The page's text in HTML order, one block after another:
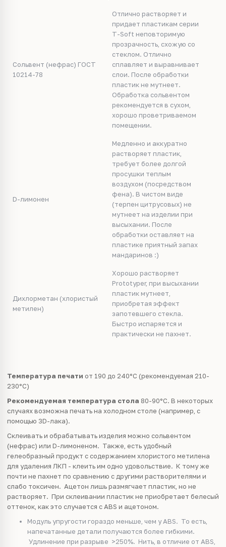
Сольвент (нефрас) ГОСТ
10214-78
Отлично растворяет и
придает пластикам серии
T-Soft неповторимую
прозрачность, схожую со
стеклом. Отлично
сплавляет и выравнивает
слои. После обработки
пластик не мутнеет.
Обработка сольвентом
рекомендуется в сухом,
хорошо проветриваемом
помещении.
D-лимонен
Медленно и аккуратно
растворяет пластик,
требует более долгой
просушки теплым
воздухом (посредством
фена). В чистом виде
(терпен цитрусовых) не
мутнеет на изделии при
высыхании. После
обработки оставляет на
пластике приятный запах
мандаринов :)
Дихлорметан (хлористый
метилен)
Хорошо растворяет
Prototyper, при высыхании
пластик мутнеет,
приобретая эффект
запотевшего стекла.
Быстро испаряется и
практически не пахнет.
Температура печати от 190 до 240°C (рекомендуемая 210-
230°С)
Рекомендуемая температура стола 80-90°С. В некоторых
случаях возможна печать на холодном столе (например, с
помощью 3D-лака).
Склеивать и обрабатывать изделия можно сольвентом
(нефрас) или D-лимоненом. Также, есть удобный
гелеобразный продукт с содержанием хлористого метилена
для удаления ЛКП - клеить им одно удовольствие. К тому же
почти не пахнет по сравнению с другими растворителями и
слабо токсичен. Ацетон лишь размягчает пластик, но не
растворяет. При склеивании пластик не приобретает белесый
оттенок, как это случается с ABS и ацетоном.
Модуль упругости гораздо меньше, чем у ABS. То есть,
напечатанные детали получаются более гибкими.
Удлинение при разрыве >250%. Нить, в отличие от ABS,